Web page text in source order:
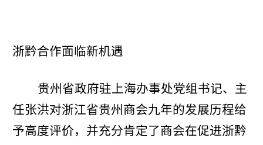
浙黔合作面临新机遇
贵州省政府驻上海办事处党组书记、主
任张洪对浙江省贵州商会九年的发展历程给
予高度评价，并充分肯定了商会在促进浙黔